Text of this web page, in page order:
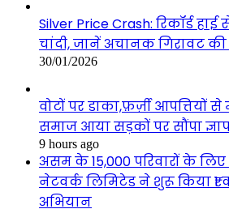
Silver Price Crash: रिकॉर्ड
चांदी, जानें अचानक गिरावट
30/01/2026
वोटों पर डाका,फ़र्ज़ी आपत्तियों
समाज आया सड़कों पर सौंपा
9 hours ago
असम के 15,000 परिवारों के
नेटवर्क लिमिटेड ने शुरू किया ₹1
अभियान